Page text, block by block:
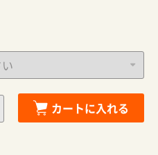
カートに入れる